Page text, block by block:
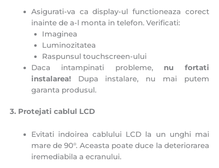
Asigurati-va ca display-ul functioneaza corect
inainte de a-l monta in telefon. Verificati:
Imaginea
Luminozitatea
Raspunsul touchscreen-ului
Daca intampinati probleme, nu fortati
instalarea!Dupa instalare, nu mai putem
garanta produsul.
3. Protejati cablul LCD
Evitati indoirea cablului LCD la un unghi mai
mare de 90°. Aceasta poate duce la deteriorarea
iremediabila a ecranului.